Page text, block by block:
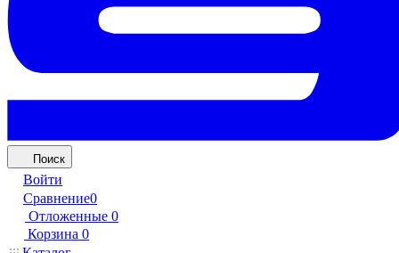
Поиск
Войти
Сравнение0
Отложенные 0
Корзина 0